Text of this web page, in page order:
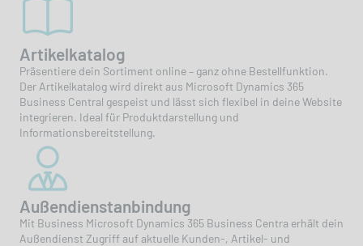
Artikelkatalog
Präsentiere dein Sortiment online – ganz ohne Bestellfunktion.
Der Artikelkatalog wird direkt aus Microsoft Dynamics 365
Business Central gespeist und lässt sich flexibel in deine Website
integrieren. Ideal für Produktdarstellung und
Informationsbereitstellung.
Außendienstanbindung
Mit Business Microsoft Dynamics 365 Business Centra erhält dein
Außendienst Zugriff auf aktuelle Kunden-, Artikel- und